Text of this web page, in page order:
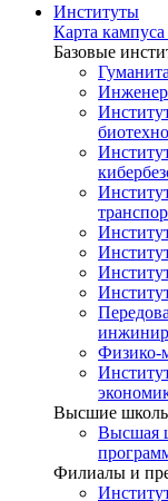
Институты
Карта кампуса
Базовые
Физико-
Высшие
Высшая
Филиалы и